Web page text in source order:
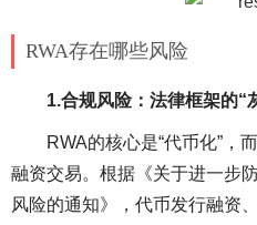
RWA存在哪些风险
1.合规风险：法律框架的“
RWA的核心是“代币化”，
融资交易。根据《关于进一步
风险的通知》，代币发行融资